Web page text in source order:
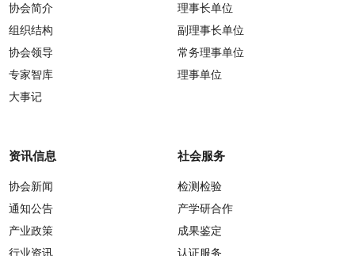
协会简介
组织结构
协会领导
专家智库
大事记
理事长单位
副理事长单位
常务理事单位
理事单位
资讯信息
协会新闻
通知公告
产业政策
行业资讯
社会服务
检测检验
产学研合作
成果鉴定
认证服务